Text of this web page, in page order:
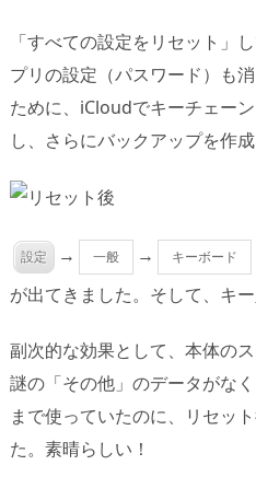
「すべての設定をリセット」
プリの設定（パスワード）も
ために、iCloudでキーチェー
し、さらにバックアップを作成
設定 → 一般 → キーボード
が出てきました。そして、キ
副次的な効果として、本体の
謎の「その他」のデータがな
まで使っていたのに、リセッ
た。素晴らしい！